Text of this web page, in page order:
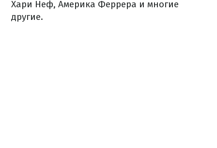
Хари Неф, Америка Феррера и многие
другие.